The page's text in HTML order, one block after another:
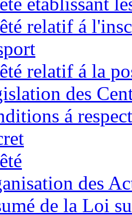
relatif á
relatif á la
des
á
des
de la Loi